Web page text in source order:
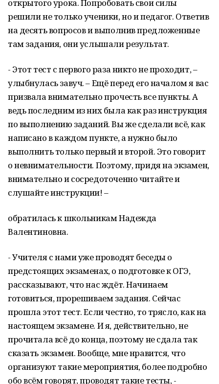
открытого урока. Попробовать свои силы
решили не только ученики, но и педагог. Ответив
на десять вопросов и выполнив предложенные
там задания, они услышали результат.
- Этот тест с первого раза никто не проходит, –
улыбнулась завуч. – Ещё перед его началом я вас
призвала внимательно прочесть все пункты. А
ведь последним из них была как раз инструкция
по выполнению заданий. Вы же сделали всё, как
написано в каждом пункте, а нужно было
выполнить только первый и второй. Это говорит
о невнимательности. Поэтому, придя на экзамен,
внимательно и сосредоточенно читайте и
слушайте инструкции! –
обратилась к школьникам Надежда
Валентиновна.
- Учителя с нами уже проводят беседы о
предстоящих экзаменах, о подготовке к ОГЭ,
рассказывают, что нас ждёт. Начинаем
готовиться, прорешиваем задания. Сейчас
прошла этот тест. Если честно, то трясло, как на
настоящем экзамене. И я, действительно, не
прочитала всё до конца, поэтому не сдала так
сказать экзамен. Вообще, мне нравится, что
организуют такие мероприятия, более подробно
обо всём говорят, проводят такие тесты, -